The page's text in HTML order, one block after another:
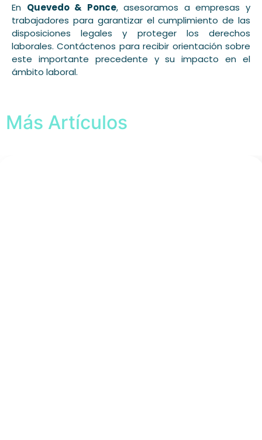
En Quevedo & Ponce, asesoramos a empresas y
trabajadores para garantizar el cumplimiento de las
disposiciones legales y proteger los derechos
laborales. Contáctenos para recibir orientación sobre
este importante precedente y su impacto en el
ámbito laboral.
Más Artículos